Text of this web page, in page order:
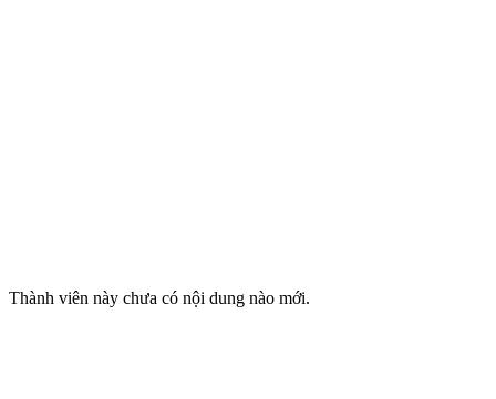
Thành viên này chưa có nội dung nào mới.